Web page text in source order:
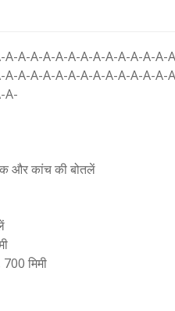
A-A-A-A-A-A-A-A-A-A-A-
A-A-A-A-A-A-A-A-A-A-A-
A-
और कांच की बोतलें
मिमी